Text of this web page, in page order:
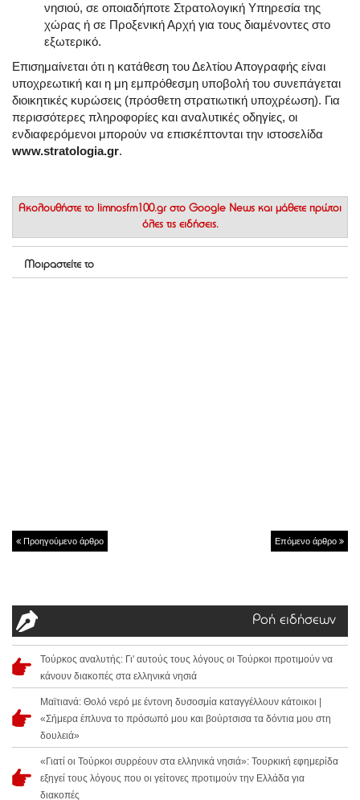
νησιού, σε οποιαδήποτε Στρατολογική Υπηρεσία της
χώρας ή σε Προξενική Αρχή για τους διαμένοντες στο
εξωτερικό.
Επισημαίνεται ότι η κατάθεση του Δελτίου Απογραφής είναι
υποχρεωτική και η μη εμπρόθεσμη υποβολή του συνεπάγεται
διοικητικές κυρώσεις (πρόσθετη στρατιωτική υποχρέωση). Για
περισσότερες πληροφορίες και αναλυτικές οδηγίες, οι
ενδιαφερόμενοι μπορούν να επισκέπτονται την ιστοσελίδα
www.stratologia.gr.
Ακολουθήστε το limnosfm100.gr στο Google News και μάθετε πρώτοι
όλες τις ειδήσεις.
Μοιραστείτε το
Προηγούμενο άρθρο Επόμενο άρθρο
Ροή ειδήσεων
Τούρκος αναλυτής: Γι' αυτούς τους λόγους οι Τούρκοι προτιμούν να
κάνουν διακοπές στα ελληνικά νησιά
Μαϊτιανά: Θολό νερό με έντονη δυσοσμία καταγγέλλουν κάτοικοι |
«Σήμερα έπλυνα το πρόσωπό μου και βούρτσισα τα δόντια μου στη
δουλειά»
«Γιατί οι Τούρκοι συρρέουν στα ελληνικά νησιά»: Τουρκική εφημερίδα
εξηγεί τους λόγους που οι γείτονες προτιμούν την Ελλάδα για
διακοπές